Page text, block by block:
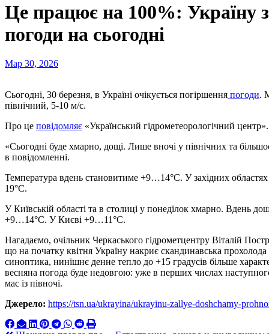
Це працює на 100%: Україну
погоди на сьогодні
Мар 30, 2026
Сьогодні, 30 березня, в Україні очікується погіршення погоди.
північний, 5-10 м/с.
Про це повідомляє «Український гідрометеорологічний центр».
«Сьогодні буде хмарно, дощі. Лише вночі у північних та
в повідомленні.
Температура вдень становитиме +9…14°С. У західних
19°С.
У Київській області та в столиці у понеділок хмарно. Вдень
+9…14°С. У Києві +9…11°С.
Нагадаємо, очільник Черкаського гідрометцентру Віталій
що на початку квітня Україну накриє скандинавська
синоптика, нинішнє денне тепло до +15 градусів більше
весняна погода буде недовгою: уже в перших числах
мас із півночі.
Джерело: https://tsn.ua/ukrayina/ukrayinu-zallye-doshchamy-